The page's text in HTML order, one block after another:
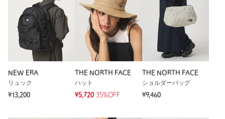
NEW ERA
リュック
¥13,200
THE NORTH FACE
ハット
¥5,720 35%OFF
THE NORTH FACE
ショルダーバッグ
¥9,460